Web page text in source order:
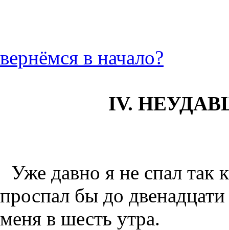
вернёмся в начало?
IV.
Уже давно я не спал так
проспал бы до
меня в шесть утра.